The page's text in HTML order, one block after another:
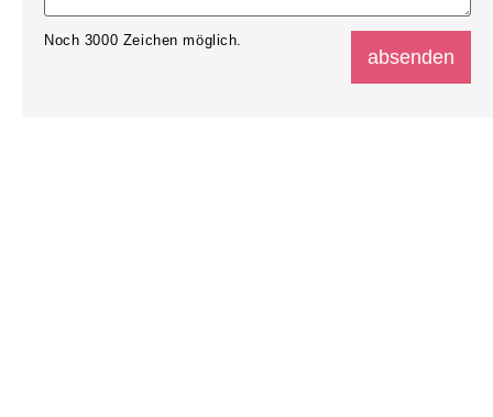
Noch 3000 Zeichen möglich.